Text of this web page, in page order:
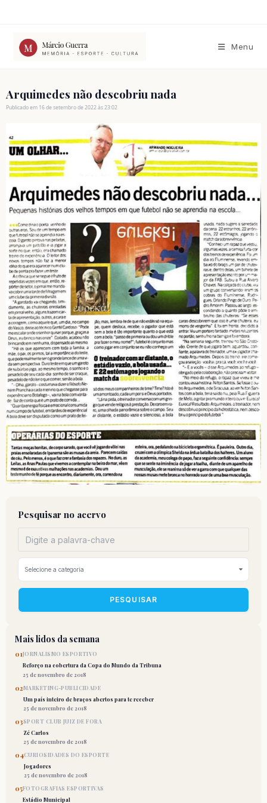
conteúdo
Menu
Arquimedes não descobriu nada
Publicado em 16 de setembro de 2022 às 23:02
Pesquisar no acervo
PESQUISAR
Mais lidos da semana
01 JORNALISMO ESPORTIVO
Reforço na cobertura da Copa do Mundo da Tribuna
25 de novembro de 2018
02MARKETING-PUBLICIDADE
Um país inteiro de braços abertos para te receber
25 de novembro de 2018
03SPORT CLUB JUIZ DE FORA
Zé Carlos
25 de novembro de 2018
04CURIOSIDADES DO ESPORTE
Jogadores
25 de novembro de 2018
05FOTOGRAFIAS ESPORTIVAS
Estádio Municipal